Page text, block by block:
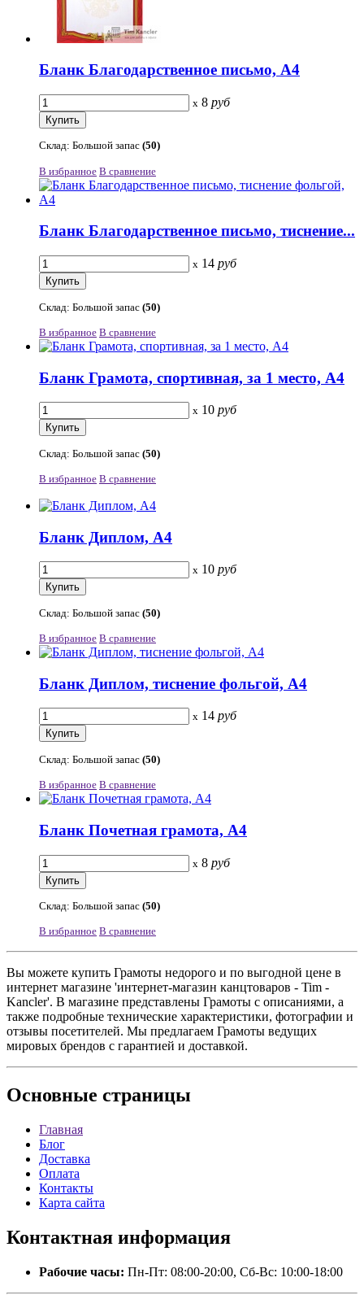
Бланк Благодарственное письмо, А4
x 8 руб
Склад: Большой запас (50)
В избранное В сравнение
Бланк Благодарственное письмо, тиснение...
x 14 руб
Склад: Большой запас (50)
В избранное В сравнение
Бланк Грамота, спортивная, за 1 место, А4
x 10 руб
Склад: Большой запас (50)
В избранное В сравнение
Бланк Диплом, А4
x 10 руб
Склад: Большой запас (50)
В избранное В сравнение
Бланк Диплом, тиснение фольгой, А4
x 14 руб
Склад: Большой запас (50)
В избранное В сравнение
Бланк Почетная грамота, А4
x 8 руб
Склад: Большой запас (50)
В избранное В сравнение
Вы можете купить Грамоты недорого и по выгодной цене в
интернет магазине 'интернет-магазин канцтоваров - Tim -
Kancler'. В магазине представлены Грамоты с описаниями, а
также подробные технические характеристики, фотографии и
отзывы посетителей. Мы предлагаем Грамоты ведущих
мировых брендов с гарантией и доставкой.
Основные страницы
Главная
Блог
Доставка
Оплата
Контакты
Карта сайта
Контактная информация
Рабочие часы: Пн-Пт: 08:00-20:00, Сб-Вс: 10:00-18:00